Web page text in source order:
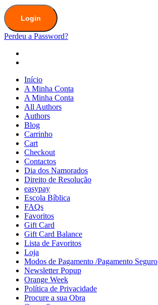
Login
Perdeu a Password?
Início
A Minha Conta
A Minha Conta
All Authors
Authors
Blog
Carrinho
Cart
Checkout
Contactos
Dia dos Namorados
Direito de Resolução
easypay
Escola Bíblica
FAQs
Favoritos
Gift Card
Gift Card Balance
Lista de Favoritos
Loja
Modos de Pagamento /Pagamento Seguro
Newsletter Popup
Orange Week
Política de Privacidade
Procure a sua Obra